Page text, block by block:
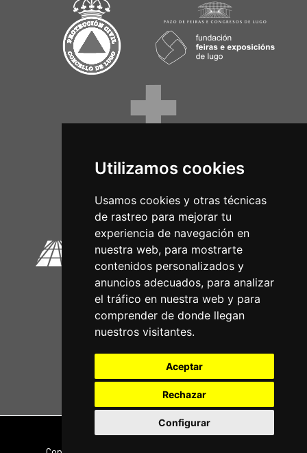
Utilizamos cookies
Usamos cookies y otras técnicas
de rastreo para mejorar tu
experiencia de navegación en
nuestra web, para mostrarte
contenidos personalizados y
anuncios adecuados, para analizar
el tráfico en nuestra web y para
comprender de donde llegan
nuestros visitantes.
Aceptar
Rechazar
Configurar
Circuitos Oficiais
Nota legal|Política de privacidade